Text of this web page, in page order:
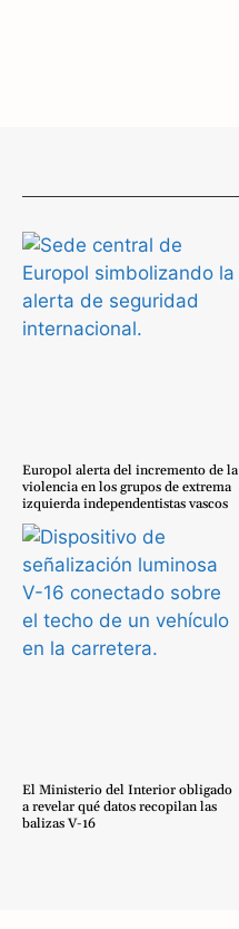
Europol alerta del incremento de la
violencia en los grupos de extrema
izquierda independentistas vascos
El Ministerio del Interior obligado
a revelar qué datos recopilan las
balizas V-16